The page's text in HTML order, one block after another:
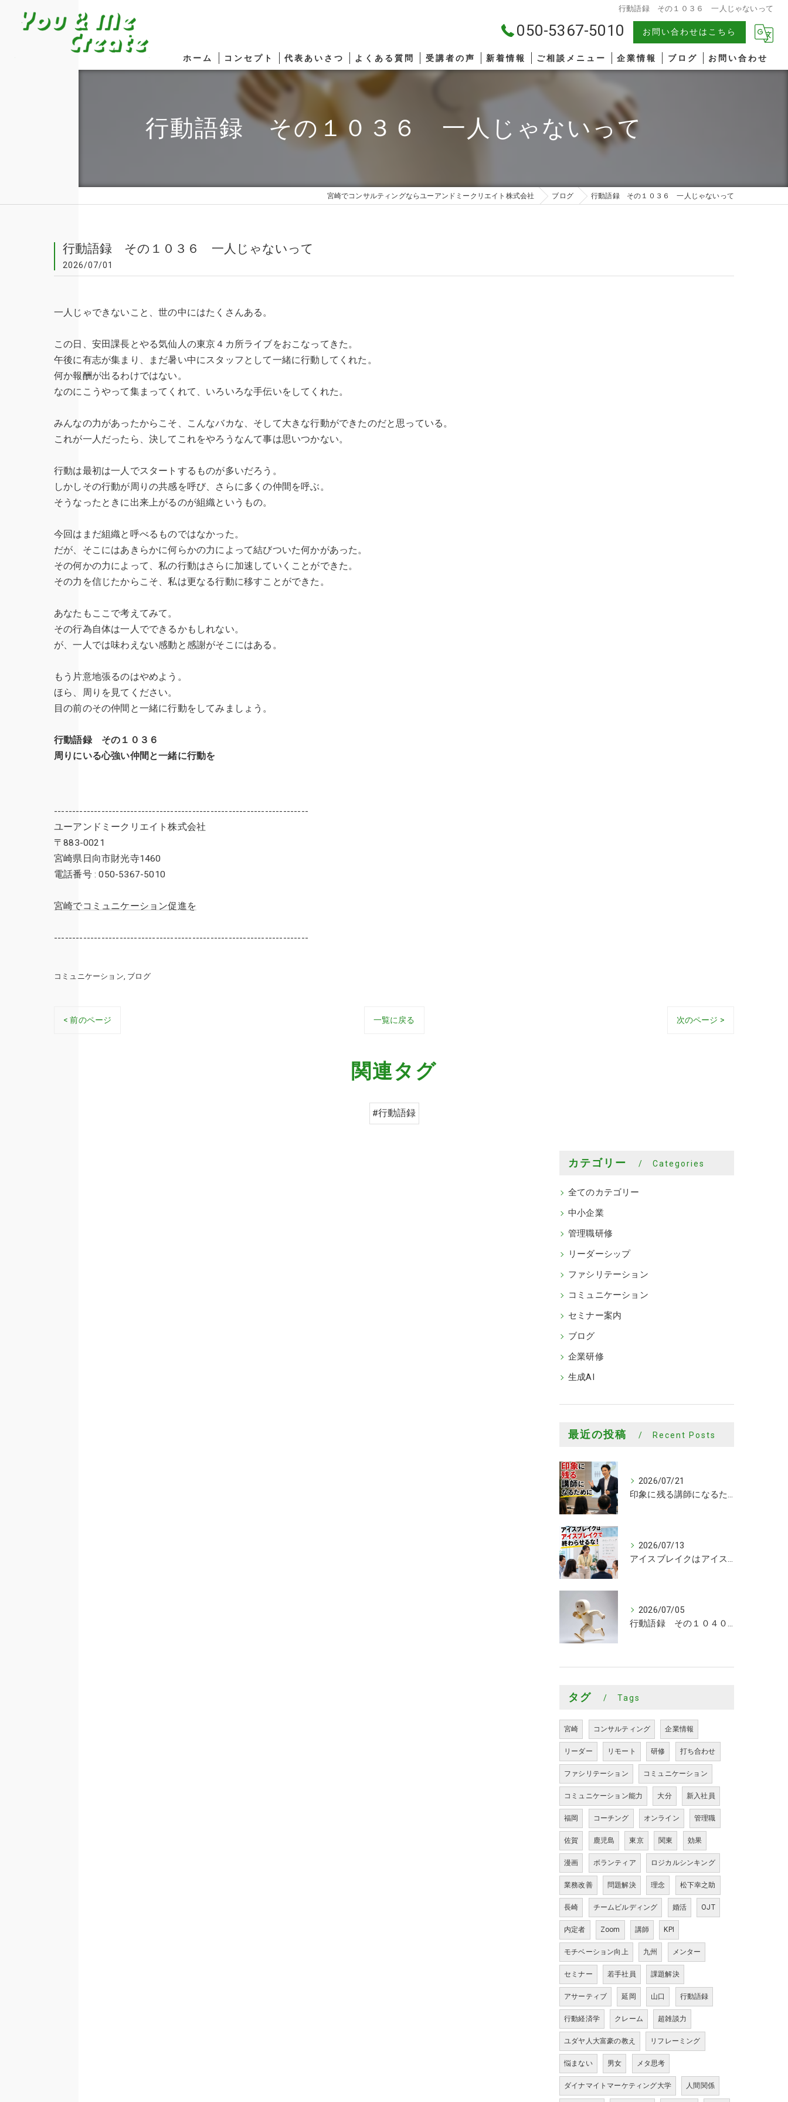
行動語録 その１０３６ 一人じゃないって
050-5367-5010 お問い合わせはこちら
ホーム コンセプト 代表あいさつ よくある質問 受講者の声 新着情報 ご相談メニュー
AIコンサルティング
ファシリテーション
企業情報
著書一覧
ブログ お問い合わせ
行動語録 その１０３６ 一人じゃないって
宮崎でコンサルティングならユーアンドミークリエイト株式会社 ブログ 行動語録 その１０３６ 一人じゃないって
行動語録 その１０３６ 一人じゃないって
2026/07/01
一人じゃできないこと、世の中にはたくさんある。
この日、安田課長とやる気仙人の東京４カ所ライブをおこなってきた。
午後に有志が集まり、まだ暑い中にスタッフとして一緒に行動してくれた。
何か報酬が出るわけではない。
なのにこうやって集まってくれて、いろいろな手伝いをしてくれた。
みんなの力があったからこそ、こんなバカな、そして大きな行動ができたのだと思っている。
これが一人だったら、決してこれをやろうなんて事は思いつかない。
行動は最初は一人でスタートするものが多いだろう。
しかしその行動が周りの共感を呼び、さらに多くの仲間を呼ぶ。
そうなったときに出来上がるのが組織というもの。
今回はまだ組織と呼べるものではなかった。
だが、そこにはあきらかに何らかの力によって結びついた何かがあった。
その何かの力によって、私の行動はさらに加速していくことができた。
その力を信じたからこそ、私は更なる行動に移すことができた。
あなたもここで考えてみて。
その行為自体は一人でできるかもしれない。
が、一人では味わえない感動と感謝がそこにはある。
もう片意地張るのはやめよう。
ほら、周りを見てください。
目の前のその仲間と一緒に行動をしてみましょう。
行動語録 その１０３６
周りにいる心強い仲間と一緒に行動を
----------------------------------------------------------------------
ユーアンドミークリエイト株式会社
〒883-0021
宮崎県日向市財光寺1460
電話番号 : 050-5367-5010
宮崎でコミュニケーション促進を
----------------------------------------------------------------------
コミュニケーション ブログ
< 前のページ 一覧に戻る 次のページ >
関連タグ
#行動語録
カテゴリー Categories
全てのカテゴリー
中小企業
管理職研修
リーダーシップ
ファシリテーション
コミュニケーション
セミナー案内
ブログ
企業研修
生成AI
最近の投稿 Recent Posts
2026/07/21
印象に残る講師になるために
2026/07/13
アイスブレイクはアイスブレイクで終わらせるな！
2026/07/05
行動語録 その１０４０ 行動あるのみ！
タグ Tags
宮崎 コンサルティング 企業情報
リーダー リモート 研修 打ち合わせ
ファシリテーション コミュニケーション
コミュニケーション能力 大分 新入社員
福岡 コーチング オンライン 管理職
佐賀 鹿児島 東京 関東 効果
漫画 ボランティア ロジカルシンキング
業務改善 問題解決 理念 松下幸之助
長崎 チームビルディング 婚活 OJT
内定者 Zoom 講師 KPI
モチベーション向上 九州 メンター
セミナー 若手社員 課題解決
アサーティブ 延岡 山口 行動語録
行動経済学 クレーム 超雑談力
ユダヤ人大富豪の教え リフレーミング
悩まない 男女 メタ思考
ダイナマイトマーケティング大学 人間関係